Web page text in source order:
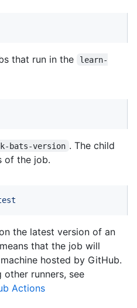
that run in the
learn-
bats-version . The child
of the job.
the latest version of an
that the job will
hosted by GitHub.
other runners, see
Actions